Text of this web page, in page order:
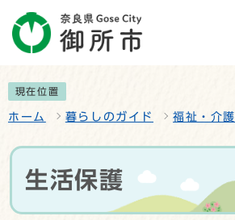
現在位置
ホーム 暮らしのガイド 福祉・介護
生活保護